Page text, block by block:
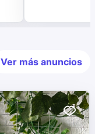
Ver más anuncios